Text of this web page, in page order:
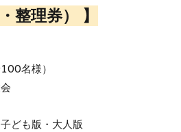
整理券） 】
名様）
ども版・大人版